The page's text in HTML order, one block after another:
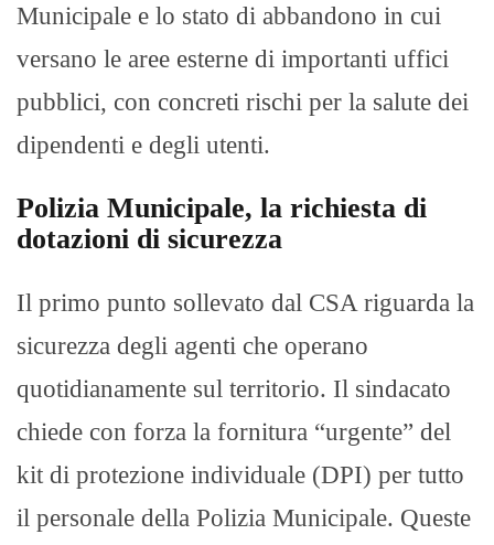
Municipale e lo stato di abbandono in cui
versano le aree esterne di importanti uffici
pubblici, con concreti rischi per la salute dei
dipendenti e degli utenti.
Polizia Municipale, la richiesta di
dotazioni di sicurezza
Il primo punto sollevato dal CSA riguarda la
sicurezza degli agenti che operano
quotidianamente sul territorio. Il sindacato
chiede con forza la fornitura “urgente” del
kit di protezione individuale (DPI) per tutto
il personale della Polizia Municipale. Queste